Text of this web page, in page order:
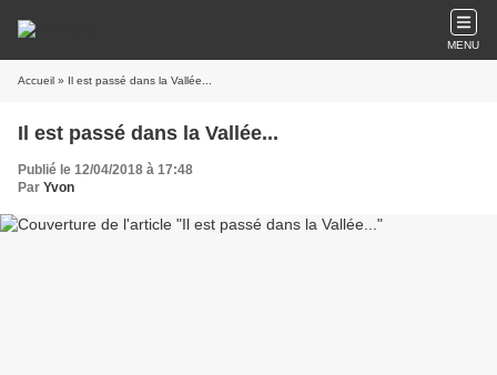
MENU
Accueil » Il est passé dans la Vallée...
Il est passé dans la Vallée...
Publié le 12/04/2018 à 17:48
Par Yvon